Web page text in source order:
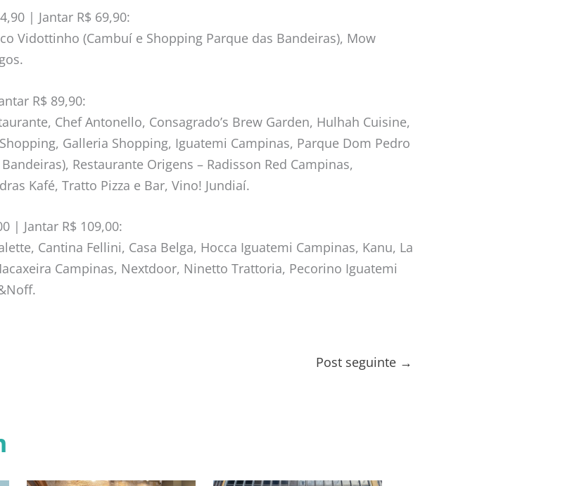
| Jantar R$ 69,90:
Vidottinho (Cambuí e Shopping Parque das Bandeiras), Mow
R$ 89,90:
Chef Antonello, Consagrado’s Brew Garden, Hulhah Cuisine,
Galleria Shopping, Iguatemi Campinas, Parque Dom Pedro
Restaurante Origens – Radisson Red Campinas,
Kafé, Tratto Pizza e Bar, Vino! Jundiaí.
| Jantar R$ 109,00:
Cantina Fellini, Casa Belga, Hocca Iguatemi Campinas, Kanu, La
Campinas, Nextdoor, Ninetto Trattoria, Pecorino Iguatemi
Post seguinte →